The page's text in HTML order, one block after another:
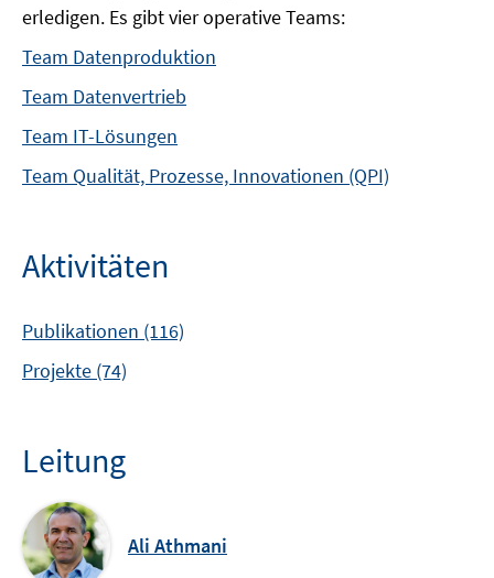
erledigen. Es gibt vier operative Teams:
Team Datenproduktion
Team Datenvertrieb
Team IT-Lösungen
Team Qualität, Prozesse, Innovationen (QPI)
Aktivitäten
Publikationen (116)
Projekte (74)
Leitung
Ali Athmani